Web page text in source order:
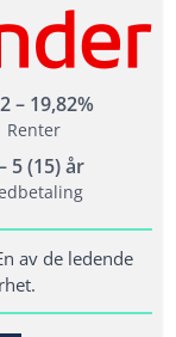
inntekt
– 19,82%
Renter
5 (15) år
av de ledende